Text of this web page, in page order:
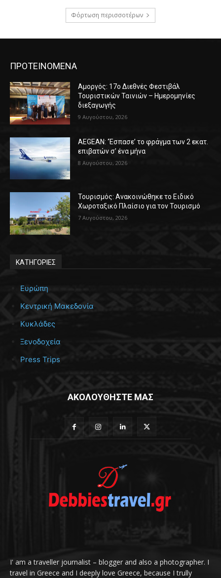
Φόρτωση περισσοτέρων
ΠΡΟΤΕΙΝΟΜΕΝΑ
Αμοργός: 17ο Διεθνές Φεστιβάλ
Τουριστικών Ταινιών – Ημερομηνίες
διεξαγωγής
9 Αυγούστου, 2026
AEGEAN: ‘Έσπασε’ το φράγμα των 2 εκατ.
επιβατών σ’ ένα μήνα
8 Αυγούστου, 2026
Τουρισμός: Ανακοινώθηκε το Ειδικό
Χωροταξικό Πλαίσιο για τον Τουρισμό
7 Αυγούστου, 2026
ΚΑΤΗΓΟΡΙΕΣ
Ευρώπη
Κεντρική Μακεδονία
Κυκλάδες
Ξενοδοχεία
Press Trips
ΑΚΟΛΟΥΘΗΣΤΕ ΜΑΣ
I' am a traveller journalist – blogger and also a photographer. I
travel in Greece and I deeply love Greece, because I trully